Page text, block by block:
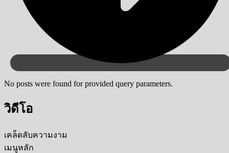
No posts were found for provided query parameters.
วิดีโอ
เคล็ดลับความงาม
เมนูหลัก